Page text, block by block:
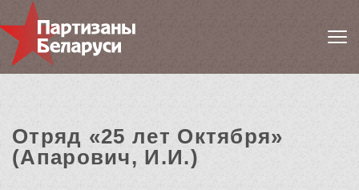
Отряд «25 лет Октября»
(Апарович, И.И.)